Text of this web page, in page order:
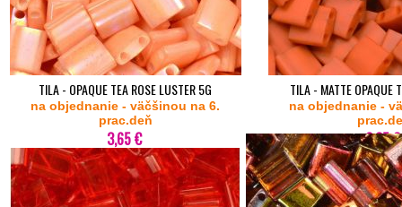
TILA - OPAQUE TEA ROSE LUSTER 5G
na objednanie - väčšinou na 6.
prac.deň
3,65 €
TILA - MATTE OPAQUE
na objednanie -
2,35 €